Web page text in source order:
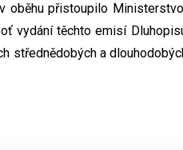
oběhu přistoupilo
vydání těchto emisí
střednědobých a